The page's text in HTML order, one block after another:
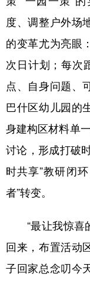
度、调整户外场
的变革尤为亮眼
次日计划；每次
点、自身问题、
巴什区幼儿园的
身建构区材料单
讨论，形成打破
时共享”教研闭
者”转变。
“最让我惊喜
回来，布置活动
子回家总念叨今